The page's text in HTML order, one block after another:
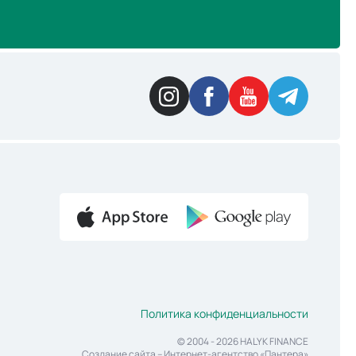
Политика конфиденциальности
© 2004 - 2026 HALYK FINANCE